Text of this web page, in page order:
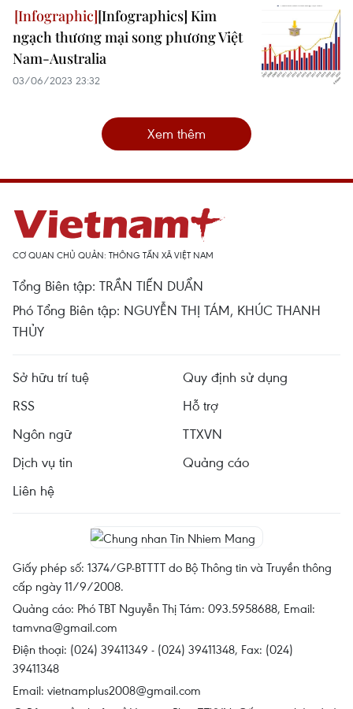
[Infographics] Kim
ngạch thương mại song phương Việt
Nam-Australia
03/06/2023 23:32
Xem thêm
CƠ QUAN CHỦ QUẢN: THÔNG TẤN XÃ VIỆT NAM
Tổng Biên tập: TRẦN TIẾN DUẨN
Phó Tổng Biên tập: NGUYỄN THỊ TÁM, KHÚC THANH
THỦY
Sở hữu trí tuệ
Quy định sử dụng
RSS
Hỗ trợ
Ngôn ngữ
TTXVN
Dịch vụ tin
Quảng cáo
Liên hệ
Giấy phép số: 1374/GP-BTTTT do Bộ Thông tin và Truyền thông
cấp ngày 11/9/2008.
Quảng cáo: Phó TBT Nguyễn Thị Tám: 093.5958688, Email:
tamvna@gmail.com
Điện thoại: (024) 39411349 - (024) 39411348, Fax: (024)
39411348
Email: vietnamplus2008@gmail.com